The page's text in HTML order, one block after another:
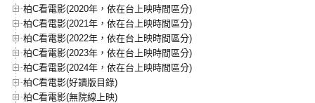
柏C看電影(2020年，依在台上映時間區分)
柏C看電影(2021年，依在台上映時間區分)
柏C看電影(2022年，依在台上映時間區分)
柏C看電影(2023年，依在台上映時間區分)
柏C看電影(2024年，依在台上映時間區分)
柏C看電影(好讀版目錄)
柏C看電影(無院線上映)